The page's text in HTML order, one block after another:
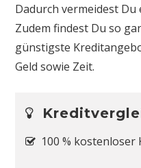
Dadurch vermeidest
Zudem findest Du so
günstigste
Geld sowie Zeit.
100 % kostenloser